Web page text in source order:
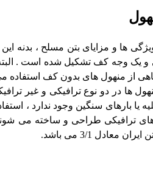
ها و مزایای بتن مسلح ، بدنه
و یک وجه کف تشکیل شده است .
از منهول های بدون کف استفاده
ها در دو نوع ترافیکی و غیر
ترافیکی طراحی و ساخته می
3/1 می باشد.